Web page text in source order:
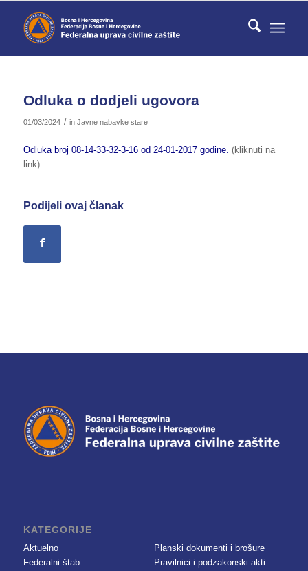
Odluka o dodjeli ugovora
01/03/2024 / in Javne nabavke stare
Odluka broj 08-14-33-32-3-16 od 24-01-2017 godine. (kliknuti na
link)
Podijeli ovaj članak
KATEGORIJE
Aktuelno
Federalni štab
Planski dokumenti i brošure
Pravilnici i podzakonski akti